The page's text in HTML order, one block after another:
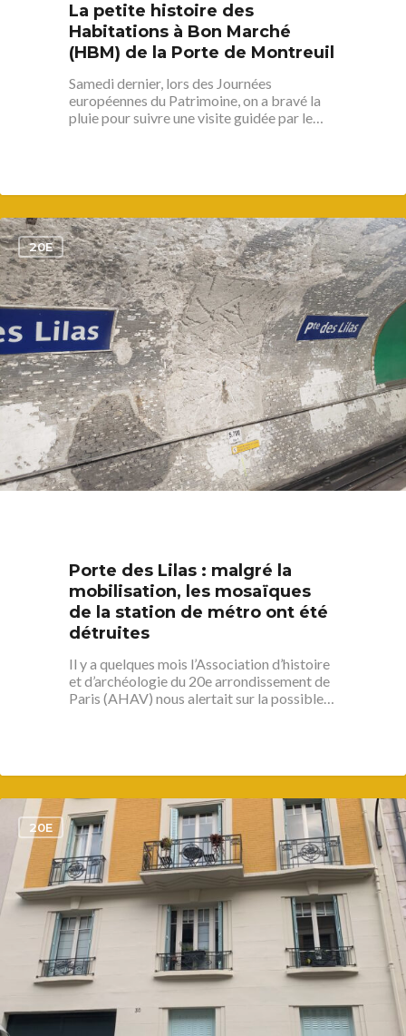
La petite histoire des
Habitations à Bon Marché
(HBM) de la Porte de Montreuil
Samedi dernier, lors des Journées
européennes du Patrimoine, on a bravé la
pluie pour suivre une visite guidée par le…
20E
Porte des Lilas : malgré la
mobilisation, les mosaïques
de la station de métro ont été
détruites
Il y a quelques mois l’Association d’histoire
et d’archéologie du 20e arrondissement de
Paris (AHAV) nous alertait sur la possible…
1
20E
1